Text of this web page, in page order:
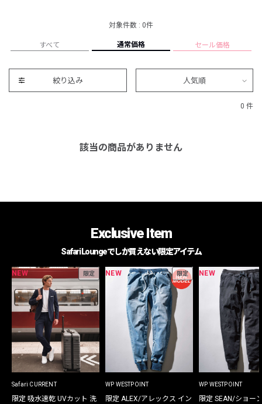
対象件数 : 0件
すべて 通常価格 セール価格
絞り込み 人気順
0 件
該当の商品がありません
Exclusive Item
Safari Loungeでしか買えない限定アイテム
NEW 限定
Safari CURRENT
限定 吸水速乾 UVカット 洗
NEW 限定
WP WESTPOINT
限定 ALEX/アレックス イン
NEW
WP WESTPOINT
限定 SEAN/ショー